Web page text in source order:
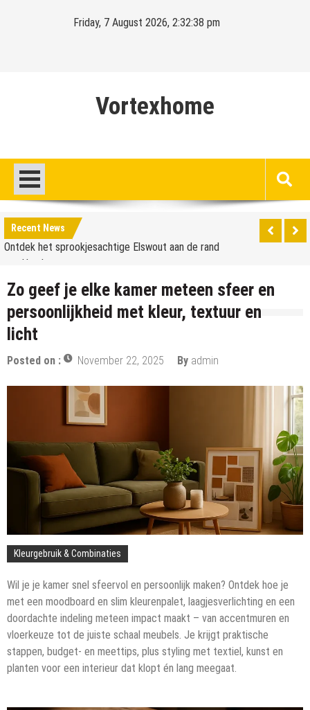
Friday, 7 August 2026, 2:32:39 pm
Vortexhome
Recent News
Hello world!
Ontdek het sprookjesachtige Elswout aan de rand
van Haarlem
Hello world!
van Haarlem
Zo geef je elke kamer meteen sfeer en
persoonlijkheid met kleur, textuur en
licht
Posted on : November 22, 2025 By admin
Kleurgebruik & Combinaties
Wil je je kamer snel sfeervol en persoonlijk maken? Ontdek hoe je
met een moodboard en slim kleurenpalet, laagjesverlichting en een
doordachte indeling meteen impact maakt – van accentmuren en
vloerkeuze tot de juiste schaal meubels. Je krijgt praktische
stappen, budget- en meettips, plus styling met textiel, kunst en
planten voor een interieur dat klopt én lang meegaat.